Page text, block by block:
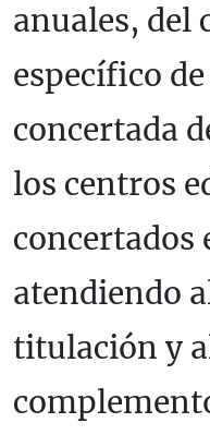
anuales, del
específico
concertada
los centros
concertados
atendiendo
titulación y